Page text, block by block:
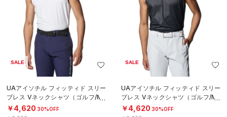
SALE
UAアイソチル フィッティド スリー
ブレス Vネックシャツ（ゴルフ/ME
N）
￥4,620 30%OFF
SALE
UAアイソチル フィッティド スリー
ブレス Vネックシャツ（ゴルフ/ME
N）
￥4,620 30%OFF